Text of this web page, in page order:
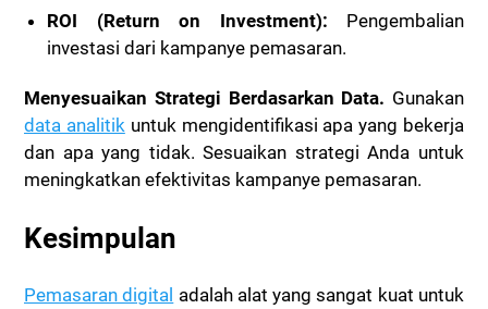
ROI (Return on Investment): Pengembalian
investasi dari kampanye pemasaran.
Menyesuaikan Strategi Berdasarkan Data. Gunakan
data analitikuntuk mengidentifikasi apa yang bekerja
dan apa yang tidak. Sesuaikan strategi Anda untuk
meningkatkan efektivitas kampanye pemasaran.
Kesimpulan
Pemasaran digital adalah alat yang sangat kuat untuk